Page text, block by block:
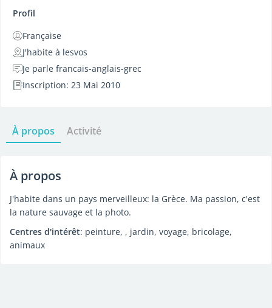
Profil
Française
J'habite à lesvos
Je parle francais-anglais-grec
Inscription: 23 Mai 2010
À propos Activité
À propos
J'habite dans un pays merveilleux: la Grèce. Ma passion, c'est
la nature sauvage et la photo.
Centres d'intérêt: peinture, , jardin, voyage, bricolage,
animaux